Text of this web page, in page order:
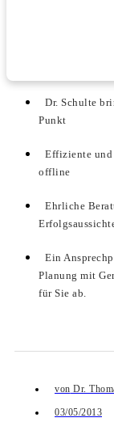
Dr. Schulte
Punkt
Effiziente und
offline
Ehrliche
Ein
Planung mit
für Sie ab.
von Dr.
03/05/2013